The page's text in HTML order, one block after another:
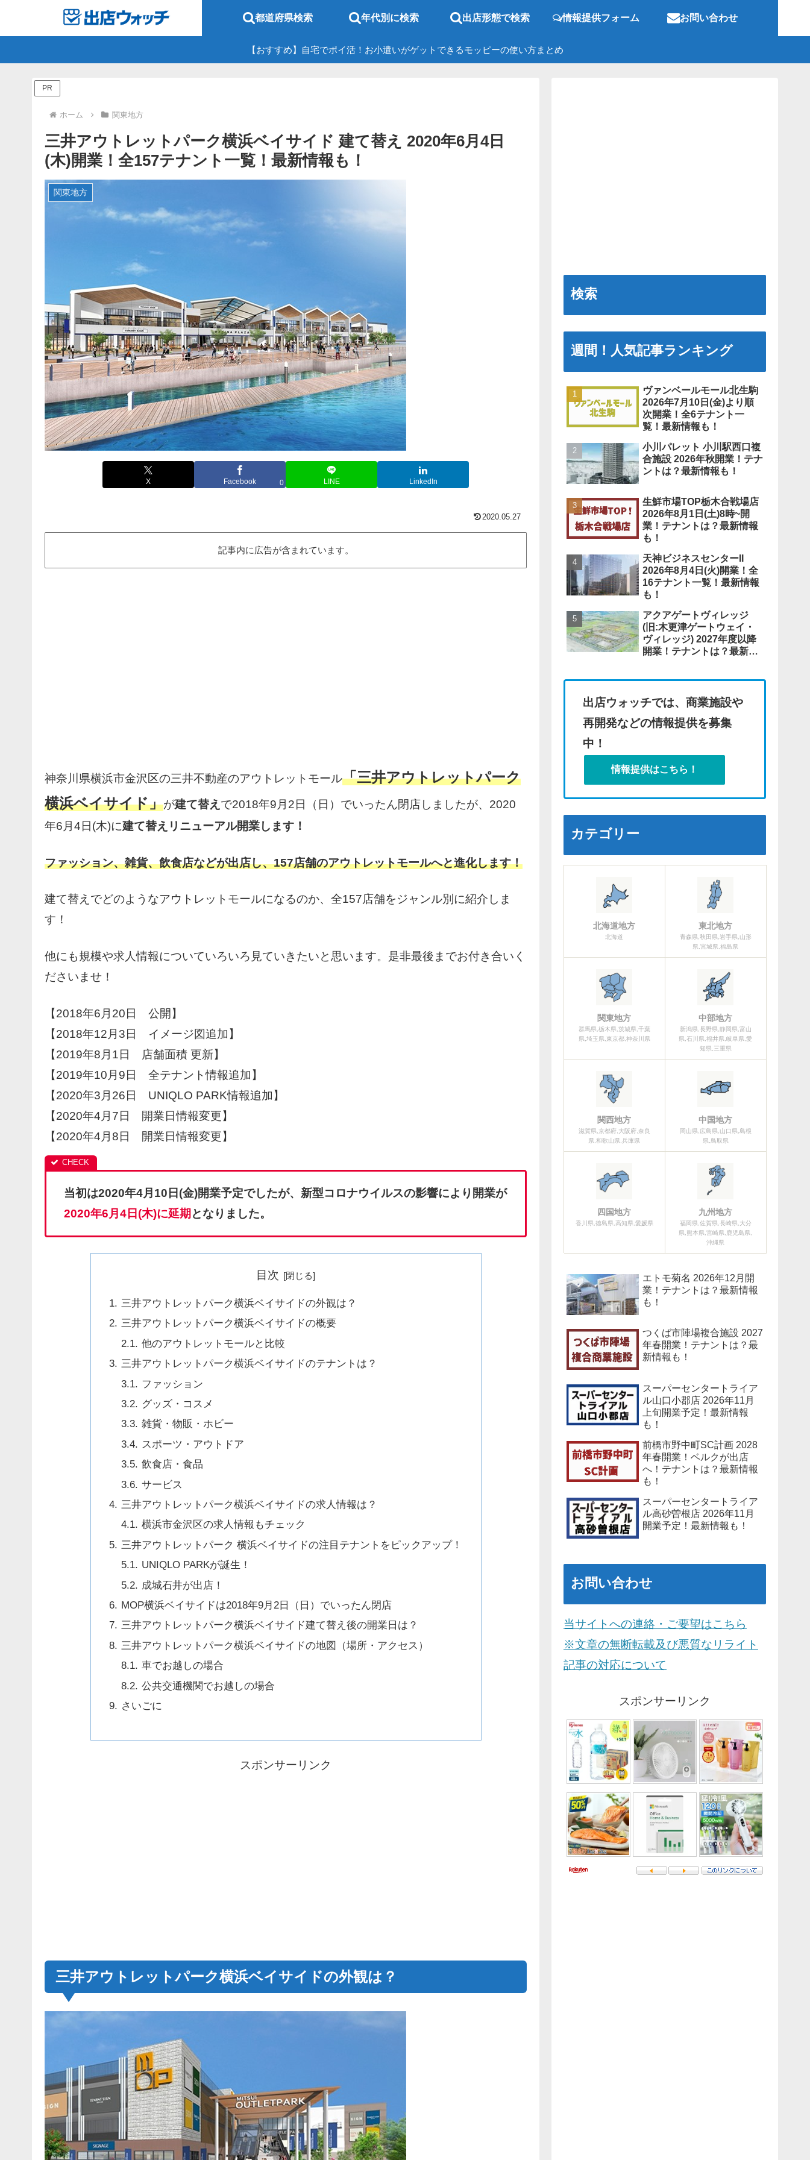
都道府県検索 年代別に検索 出店形態で検索 情報提供フォーム お問い合わせ
【おすすめ】自宅でポイ活！お小遣いがゲットできるモッピーの使い方まとめ
PR
ホーム 関東地方
三井アウトレットパーク横浜ベイサイド 建て替え 2020年6月4日
(木)開業！全157テナント一覧！最新情報も！
関東地方
X Facebook 0 LINE LinkedIn
2020.05.27
記事内に広告が含まれています。
神奈川県横浜市金沢区の三井不動産のアウトレットモール「三井アウトレットパーク
横浜ベイサイド」が建て替え で2018年9月2日（日）でいったん閉店しましたが、2020
年6月4日(木)に建て替えリニューアル開業します！
ファッション、雑貨、飲食店などが出店し、157店舗のアウトレットモールへと進化します！
建て替えでどのようなアウトレットモールになるのか、全157店舗をジャンル別に紹介しま
す！
他にも規模や求人情報についていろいろ見ていきたいと思います。是非最後までお付き合いく
ださいませ！
【2018年6月20日 公開】
【2018年12月3日 イメージ図追加】
【2019年8月1日 店舗面積 更新】
【2019年10月9日 全テナント情報追加】
【2020年3月26日 UNIQLO PARK情報追加】
【2020年4月7日 開業日情報変更】
【2020年4月8日 開業日情報変更】
当初は2020年4月10日(金)開業予定でしたが、新型コロナウイルスの影響により開業が
2020年6月4日(木)に延期 となりました。
目次
三井アウトレットパーク横浜ベイサイドの外観は？
三井アウトレットパーク横浜ベイサイドの概要
他のアウトレットモールと比較
三井アウトレットパーク横浜ベイサイドのテナントは？
ファッション
グッズ・コスメ
雑貨・物販・ホビー
スポーツ・アウトドア
飲食店・食品
サービス
三井アウトレットパーク横浜ベイサイドの求人情報は？
横浜市金沢区の求人情報もチェック
三井アウトレットパーク 横浜ベイサイドの注目テナントをピックアップ！
UNIQLO PARKが誕生！
成城石井が出店！
MOP横浜ベイサイドは2018年9月2日（日）でいったん閉店
三井アウトレットパーク横浜ベイサイド建て替え後の開業日は？
三井アウトレットパーク横浜ベイサイドの地図（場所・アクセス）
車でお越しの場合
公共交通機関でお越しの場合
さいごに
スポンサーリンク
三井アウトレットパーク横浜ベイサイドの外観は？
検索
週間！人気記事ランキング
ヴァンベールモール北生駒
2026年7月10日(金)より順
次開業！全6テナント一
覧！最新情報も！
小川パレット 小川駅西口複
合施設 2026年秋開業！テナ
ントは？最新情報も！
生鮮市場TOP栃木合戦場店
2026年8月1日(土)8時~開
業！テナントは？最新情報
も！
天神ビジネスセンターII
2026年8月4日(火)開業！全
16テナント一覧！最新情報
も！
アクアゲートヴィレッジ
(旧:木更津ゲートウェイ・
ヴィレッジ) 2027年度以降
開業！テナントは？最新情
出店ウォッチでは、商業施設や
再開発などの情報提供を募集
中！
情報提供はこちら！
カテゴリー
北海道地方
北海道
東北地方
青森県,秋田県,岩手県,山形
県,宮城県,福島県
関東地方
群馬県,栃木県,茨城県,千葉
県,埼玉県,東京都,神奈川県
中部地方
新潟県,長野県,静岡県,富山
県,石川県,福井県,岐阜県,愛
知県,三重県
関西地方
滋賀県,京都府,大阪府,奈良
県,和歌山県,兵庫県
中国地方
岡山県,広島県,山口県,島根
県,鳥取県
四国地方
香川県,徳島県,高知県,愛媛県
九州地方
福岡県,佐賀県,長崎県,大分
県,熊本県,宮崎県,鹿児島県,
沖縄県
エトモ菊名 2026年12月開
業！テナントは？最新情報
も！
つくば市陣場複合施設 2027
年春開業！テナントは？最
新情報も！
スーパーセンタートライア
ル山口小郡店 2026年11月
上旬開業予定！最新情報
も！
前橋市野中町SC計画 2028
年春開業！ベルクが出店
へ！テナントは？最新情報
も！
スーパーセンタートライア
ル高砂曽根店 2026年11月
開業予定！最新情報も！
お問い合わせ
当サイトへの連絡・ご要望はこちら
※文章の無断転載及び悪質なリライト
記事の対応について
スポンサーリンク